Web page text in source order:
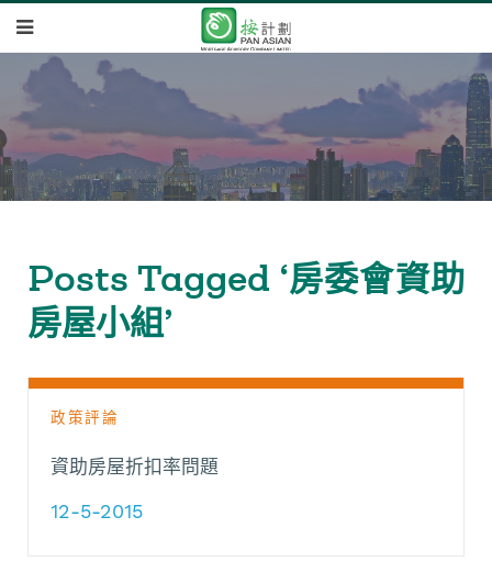
Posts Tagged ‘房委會資助
房屋小組’
政策評論
資助房屋折扣率問題
12-5-2015